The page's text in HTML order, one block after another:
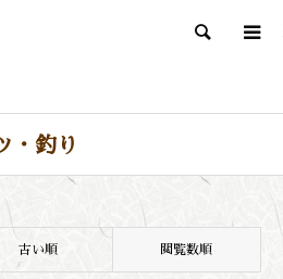
検索
・釣り
古い順 閲覧数順